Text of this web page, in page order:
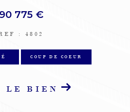
90 775 €
: 4802
COUP DE COEUR
LE BIEN